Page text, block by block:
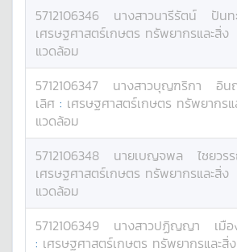
5712106346 นางสาวนารีรัตน์ ปันท
เศรษฐศาสตร์เกษตร ทรัพยากรและสิ่ง
แวดล้อม
5712106347 นางสาวบุญฑริกา
อิน
เลิศ : เศรษฐศาสตร์เกษตร ทรัพยากรแ
แวดล้อม
5712106348 นายเบญจพล ไชยวร
เศรษฐศาสตร์เกษตร ทรัพยากรและสิ่ง
แวดล้อม
5712106349 นางสาวปฏิญญา
เมื
: เศรษฐศาสตร์เกษตร ทรัพยากรและสิ่ง